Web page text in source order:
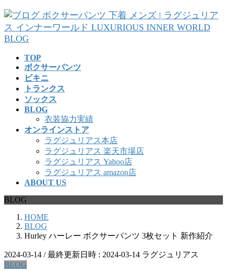
コ
ン
テ
ン
ナ
ビ
ゲ
ー
TOP
ボクサーパンツ
ビキニ
トランクス
ソックス
BLOG
衣装協力実績
オンラインストア
ラグジュリアス本店
ラグジュリアス 楽天市場店
ラグジュリアス Yahoo店
ラグジュリアス amazon店
ABOUT US
BLOG
HOME
BLOG
Hurley ハーレー ボクサーパンツ 3枚セット 新作紹介
2024-03-14 / 最終更新日時 : 2024-03-14 ラグジュリアス
BLOG